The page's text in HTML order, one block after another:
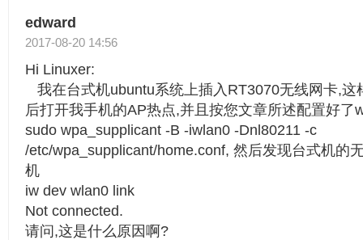
edward
2017-08-20 14:56
Hi Linuxer:
我在台式机ubuntu系统上插入RT3070无线网卡,这
后打开我手机的AP热点,并且按您文章所述配置好了
sudo wpa_supplicant -B -iwlan0 -Dnl80211 -c
/etc/wpa_supplicant/home.conf, 然后发现台式机的
机
iw dev wlan0 link
Not connected.
请问,这是什么原因啊?